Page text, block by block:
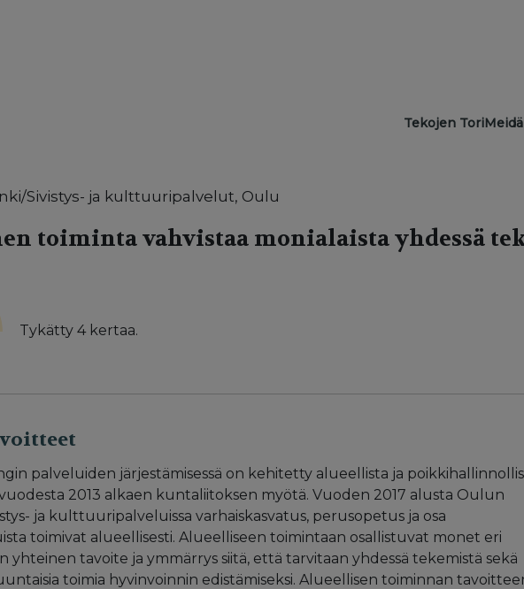
Main
Tekojen Tori
Sivistys- ja kulttuuripalvelut, Oulu
toiminta vahvistaa monialaista yhdessä
Tykätty 4kertaa.
palveluiden järjestämisessä on kehitetty alueellista ja
2013 alkaen kuntaliitoksen myötä. Vuoden 2017 alusta Oulun
ja kulttuuripalveluissa varhaiskasvatus, perusopetus ja osa
toimivat alueellisesti. Alueelliseen toimintaan osallistuvat monet eri
yhteinen tavoite ja ymmärrys siitä, että tarvitaan yhdessä tekemistä sekä
toimia hyvinvoinnin edistämiseksi. Alueellisen toiminnan